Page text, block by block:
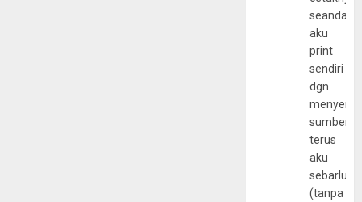
aku
print
sendiri
dgn
sumber
terus
aku
(tanpa